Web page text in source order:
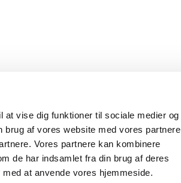
at vise dig funktioner til sociale medier og
af vores website med vores partnere
Vores partnere kan kombinere
de har indsamlet fra din brug af deres
at anvende vores hjemmeside.